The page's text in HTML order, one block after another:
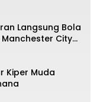
Langsung Bola
Manchester City
Kiper Muda